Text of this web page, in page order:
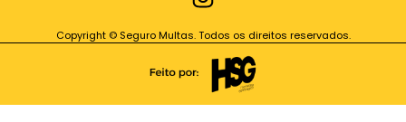
Copyright © Seguro Multas. Todos os direitos reservados.